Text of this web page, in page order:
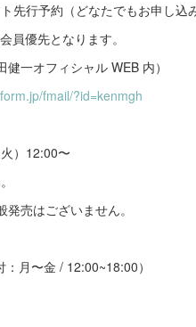
行予約（どなたでもお申し込み
員優先となります。
一オフィシャル WEB 内）
fmail/?id=kenmgh
）12:00〜
売はございません。
月〜金 / 12:00~18:00）